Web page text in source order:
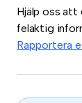
Hjälp oss att
felaktig
Rapportera